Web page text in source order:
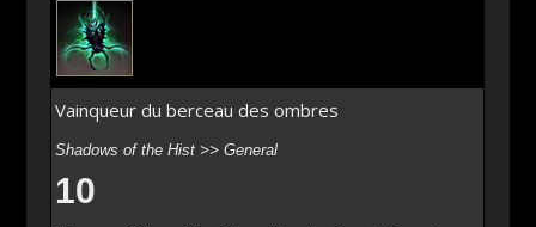
Vainqueur du berceau des ombres
Shadows of the Hist >> General
10